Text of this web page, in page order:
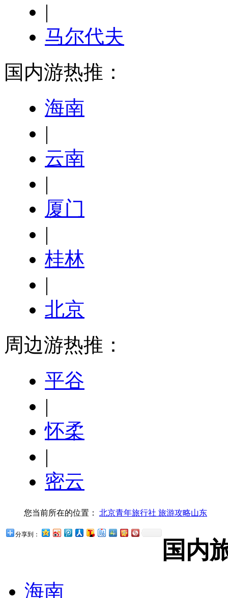
|
马尔代夫
国内游热推：
海南
|
云南
|
厦门
|
桂林
|
北京
周边游热推：
平谷
|
怀柔
|
密云
您当前所在的位置： 北京青年旅行社 旅游攻略山东
分享到：
国内
海南